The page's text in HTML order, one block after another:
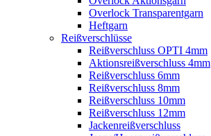
Overlock Transparentgarn
Heftgarn
Reißverschlüsse
Reißverschluss OPTI 4mm
Aktionsreißverschluss 4mm
Reißverschluss 6mm
Reißverschluss 8mm
Reißverschluss 10mm
Reißverschluss 12mm
Jackenreißverschluss